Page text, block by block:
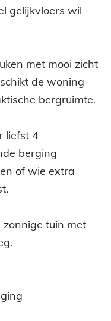
gelijkvloers wil
met mooi zicht
de woning
bergruimte.
liefst 4
berging
of wie extra
tuin met